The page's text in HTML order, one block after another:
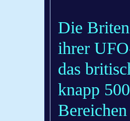
Die
ihrer
das
knapp